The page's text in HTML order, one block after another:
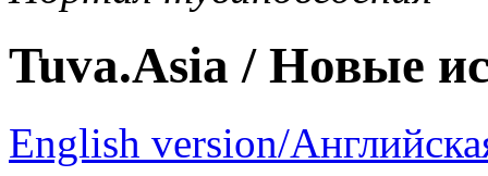
Tuva.Asia / Новые
English version/